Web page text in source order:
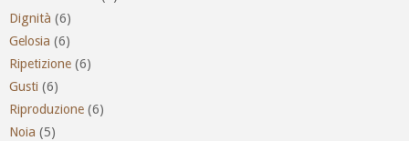
Dignità (6)
Gelosia (6)
Ripetizione (6)
Gusti (6)
Riproduzione (6)
Noia (5)